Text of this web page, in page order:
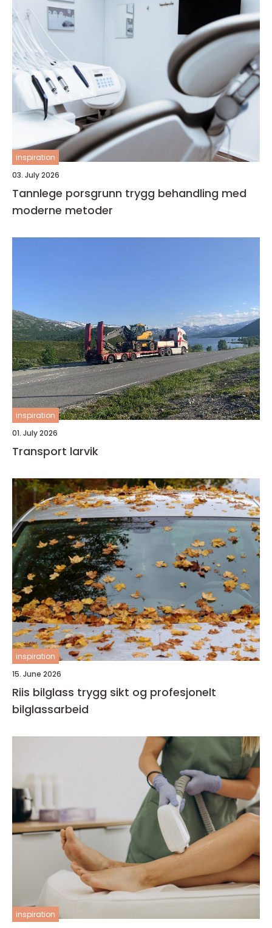
inspiration
03. July 2026
Tannlege porsgrunn trygg behandling med
moderne metoder
inspiration
01. July 2026
Transport larvik
inspiration
15. June 2026
Riis bilglass trygg sikt og profesjonelt
bilglassarbeid
inspiration